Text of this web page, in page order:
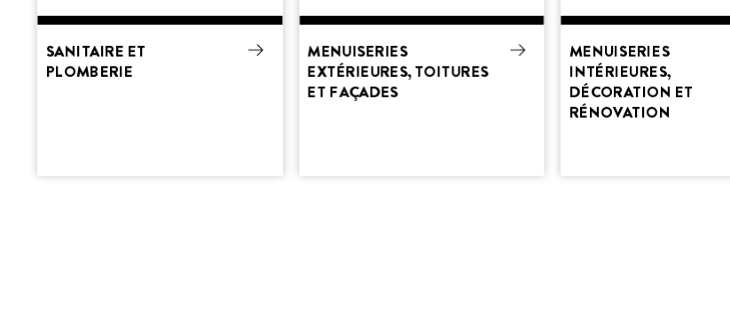
SANITAIRE ET
PLOMBERIE
MENUISERIES
EXTÉRIEURES, TOITURES
ET FAÇADES
MENUISERIES
INTÉRIEURES,
DÉCORATION ET
RÉNOVATION